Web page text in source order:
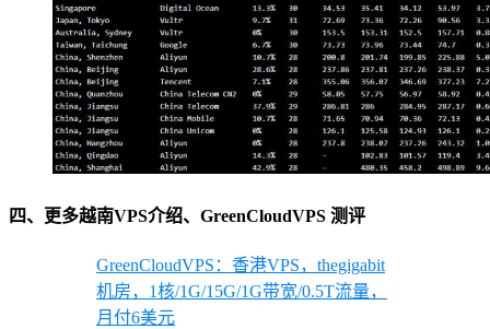
四、更多越南VPS介绍、GreenCloudVPS 测评
GreenCloudVPS：香港VPS，thegigabit
机房，1核/1G/15G/1G带宽/0.5T流量，
月付6美元